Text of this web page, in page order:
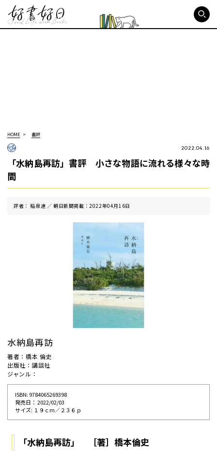
HOME 書評
2022.04.16
「水納島再訪」書評 小さな物語に流れる様々な時
間
評者： 稲泉連 ／ 朝⽇新聞掲載：2022年04月16日
水納島再訪
著者：橋本 倫史
出版社：講談社
ジャンル：
ISBN: 9784065269398
発売⽇： 2022/02/03
サイズ: １９ｃｍ／２３６ｐ
「水納島再訪」 ［著］橋本倫史